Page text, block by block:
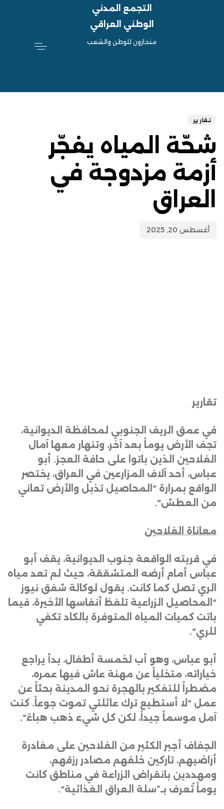
التجمع المدني
الوطني العراقي
منحازون للوطن والشعب
تقارير
شحّة المياه يفجّر
أزمة مزدوجة في
العراق
أغسطس 20, 2025
تقارير
في عمق الريف الجنوبي لمحافظة الديوانية،
تجف الأرض يوماً بعد آخر، وتنهار معها آمال
الفلاحين الذين باتوا على حافة العجز. أبو
عباس، أحد آلاف المزارعين في العراق، يختصر
الواقع بمرارة “المحاصيل تذبل والأرض تعاني
من العطش“.
معاناة الفلاحين
في قريته الواقعة جنوب الديوانية، يقف أبو
عباس أمام أرضه المتشققة، حيث لم تعد مياه
الري تصل كما كانت. يقول لوكالة شفق نيوز
“المحاصيل الزراعية تلفظ أنفاسها الأخيرة، فيما
باتت كميات المياه المتوفرة بالكاد تكفي
للري“.
أبو عباس، وهو أب لخمسة أطفال، بدأ يراجع
خياراته، متخلياً عن مهنة عاش فيها عمره،
مضطراً للتفكير بالهجرة نحو المدينة بحثاً عن
عمل “لا أستطيع ترك عائلتي تموت جوعاً. كنت
آمل موسماً جيداً، لكن كل شيء ذهب هباءً“.
الجفاف أجبر الكثير من الفلاحين على مغادرة
أراضيهم، تاركين خلفهم مصادر رزقهم،
ومهددين بانقراض الزراعة في مناطق كانت
يوماً تُعرف بـ”سلة العراق الغذائية“.